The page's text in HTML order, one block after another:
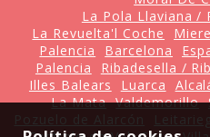
La Pola Llaviana /
La Revuelta'l Coche
Palencia
Barcelona
Palencia
Ribadesella /
Illes Balears
Luarca
La Mata Valdemorillo